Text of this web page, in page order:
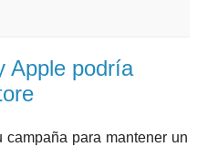
Apple podría
para mantener un